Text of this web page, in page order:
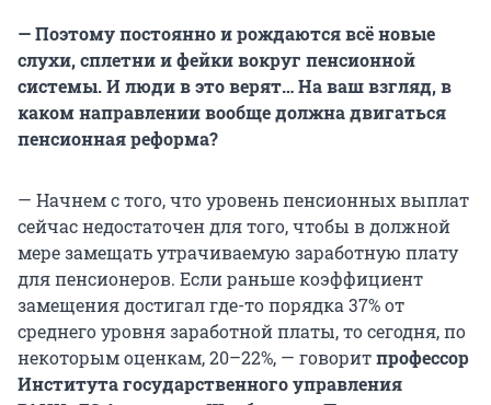
— Поэтому постоянно и рождаются всё новые
слухи, сплетни и фейки вокруг пенсионной
системы. И люди в это верят… На ваш взгляд, в
каком направлении вообще должна двигаться
пенсионная реформа?
— Начнем с того, что уровень пенсионных выплат
сейчас недостаточен для того, чтобы в должной
мере замещать утрачиваемую заработную плату
для пенсионеров. Если раньше коэффициент
замещения достигал где-то порядка 37% от
среднего уровня заработной платы, то сегодня, по
некоторым оценкам, 20–22%, — говоритпрофессор
Института государственного управления